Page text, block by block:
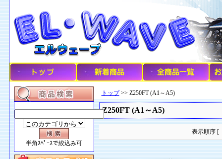
半角ｽﾍﾟｰｽで絞込み可
トップ>> Z250FT (A1～A5)
Z250FT (A1～A5)
表示順序 [